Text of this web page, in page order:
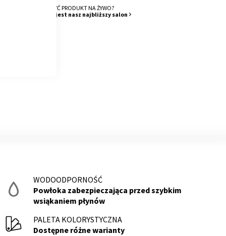
CHCESZ ZOBACZYĆ PRODUKT NA ŻYWO?
Sprawdź, gdzie jest nasz najbliższy salon
WODOODPORNOŚĆ
Powłoka zabezpieczająca przed szybkim
wsiąkaniem płynów
PALETA KOLORYSTYCZNA
Dostępne różne warianty